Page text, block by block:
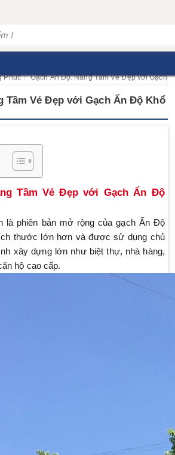
Phúc Gạch Ấn Độ: Nâng Tầm Vẻ Đẹp với Gạch
Tầm Vẻ Đẹp với Gạch Ấn Độ Khổ
Tầm Vẻ Đẹp với Gạch Ấn Độ
là phiên bản mở rộng của gạch Ấn Độ
thước lớn hơn và được sử dụng chủ
xây dựng lớn như biệt thự, nhà hàng,
hộ cao cấp.